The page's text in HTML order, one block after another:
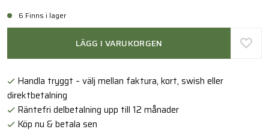
6 Finns i lager
LÄGG I VARUKORGEN
Handla tryggt – välj mellan faktura, kort, swish eller
direktbetalning
Räntefri delbetalning upp till 12 månader
Köp nu & betala sen